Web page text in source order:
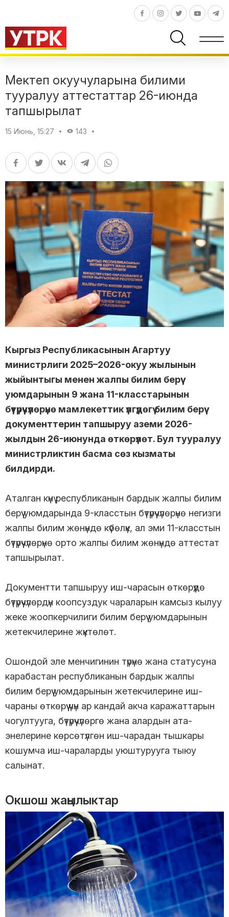
Мектеп окуучуларына билими
тууралуу аттестаттар 26-июнда
тапшырылат
15 Июнь, 15:27 143
Кыргыз Республикасынын Агартуу
министрлиги 2025–2026-окуу жылынын
жыйынтыгы менен жалпы билим берүү
уюмдарынын 9 жана 11-класстарынын
бүтүрүүчүлөрүнө мамлекеттик үлгүдөгү билим берүү
документтерин тапшыруу аземи 2026-
жылдын 26-июнунда өткөрүлөт. Бул тууралуу
министрликтин басма сөз кызматы
билдирди.
Аталган күнү республиканын бардык жалпы билим
берүү уюмдарында 9-класстын бүтүрүүчүлөрүнө негизги
жалпы билим жөнүндө күбөлүк, ал эми 11-класстын
бүтүрүүчүлөрүнө орто жалпы билим жөнүндө аттестат
тапшырылат.
Документти тапшыруу иш-чарасын өткөрүүдө
бүтүрүүчүлөрдүн коопсуздук чараларын камсыз кылуу
жеке жоопкерчилиги билим берүү уюмдарынын
жетекчилерине жүктөлөт.
Ошондой эле менчигинин түрүнө жана статусуна
карабастан республиканын бардык жалпы
билим берүү уюмдарынын жетекчилерине иш-
чараны өткөрүү үчүн ар кандай акча каражаттарын
чогултууга, бүтүрүүчүлөргө жана алардын ата-
энелерине көрсөтүлгөн иш-чарадан тышкары
кошумча иш-чараларды уюштурууга тыюу
салынат.
Окшош жаңылыктар